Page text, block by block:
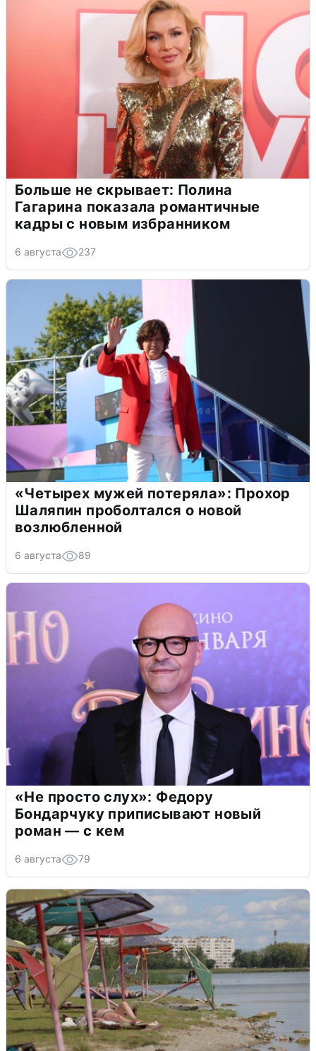
Больше не скрывает: Полина
Гагарина показала романтичные
кадры с новым избранником
6 августа 237
«Четырех мужей потеряла»: Прохор
Шаляпин проболтался о новой
возлюбленной
6 августа 89
«Не просто слух»: Федору
Бондарчуку приписывают новый
роман — с кем
6 августа 79